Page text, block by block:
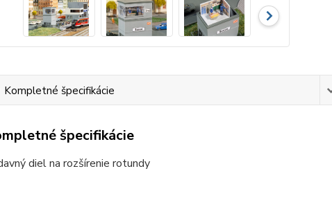
Kompletné špecifikácie
špecifikácie
diel na rozšírenie rotundy